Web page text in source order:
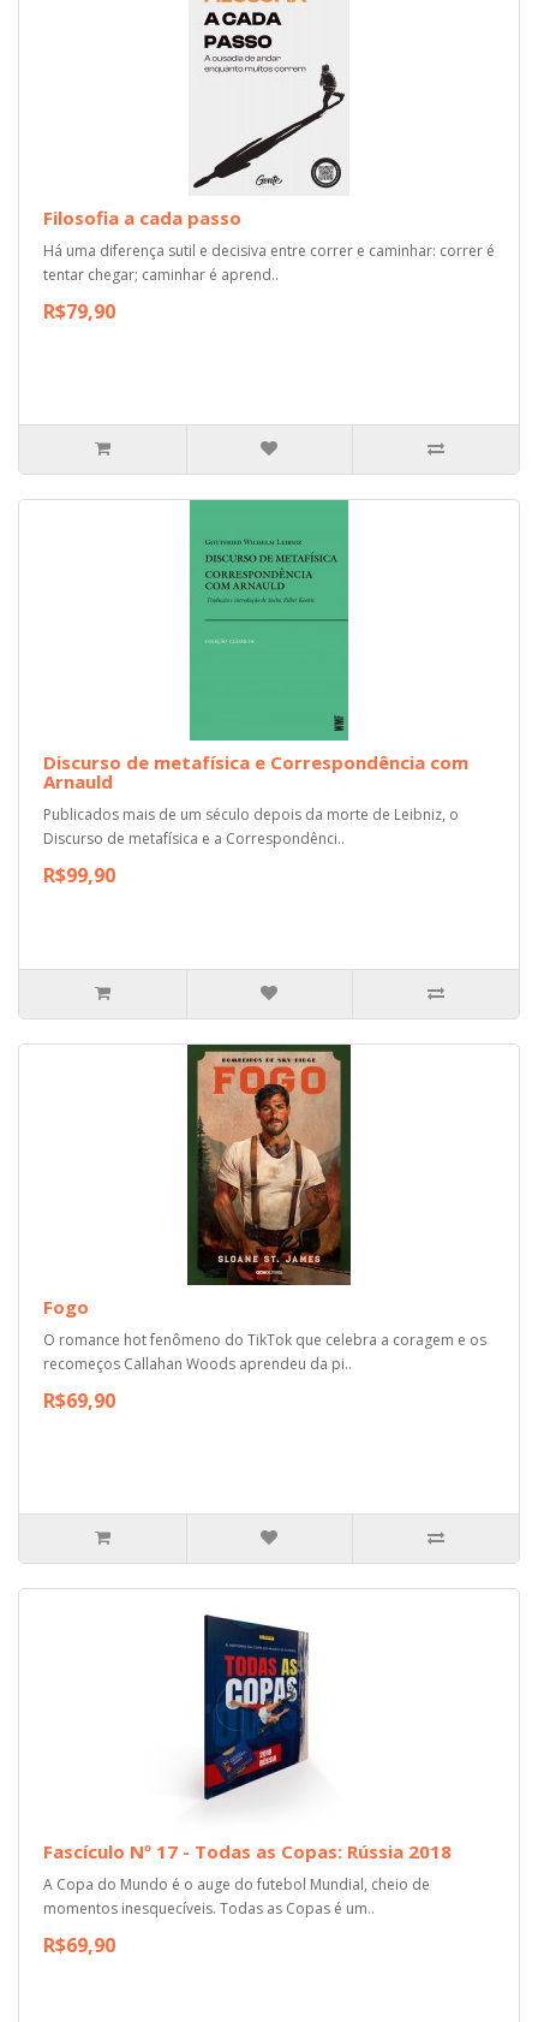
Filosofia a cada passo
Há uma diferença sutil e decisiva entre correr e caminhar: correr é
tentar chegar; caminhar é aprend..
R$79,90
Discurso de metafísica e Correspondência com
Arnauld
Publicados mais de um século depois da morte de Leibniz, o
Discurso de metafísica e a Correspondênci..
R$99,90
Fogo
O romance hot fenômeno do TikTok que celebra a coragem e os
recomeços Callahan Woods aprendeu da pi..
R$69,90
Fascículo Nº 17 - Todas as Copas: Rússia 2018
A Copa do Mundo é o auge do futebol Mundial, cheio de
momentos inesquecíveis. Todas as Copas é um..
R$69,90